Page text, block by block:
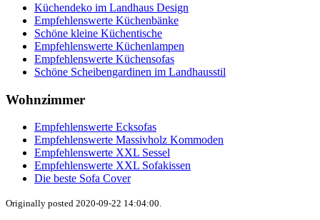
Küchendeko im Landhaus Design
Empfehlenswerte Küchenbänke
Schöne kleine Küchentische
Empfehlenswerte Küchenlampen
Empfehlenswerte Küchensofas
Schöne Scheibengardinen im Landhausstil
Wohnzimmer
Empfehlenswerte Ecksofas
Empfehlenswerte Massivholz Kommoden
Empfehlenswerte XXL Sessel
Empfehlenswerte XXL Sofakissen
Die beste Sofa Cover
Originally posted 2020-09-22 14:04:00.